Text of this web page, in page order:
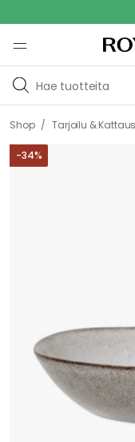
Shop / Tarjoilu & Kattaus
-34%